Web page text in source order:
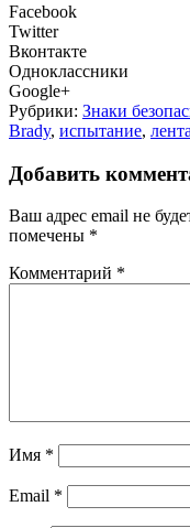
Facebook
Twitter
Вконтакте
Одноклассники
Google+
Рубрики: Знаки
Brady, испытание, лента
Добавить
Ваш адрес email не
помечены *
Комментарий *
Имя *
Email *